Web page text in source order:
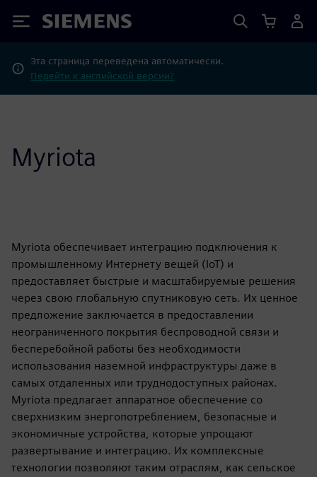
Siemens
Эта страница переведена автоматически.
Перейти к английской версии?
Myriota
Myriota обеспечивает интеграцию подключения к
промышленному Интернету вещей (IoT) и
предоставляет быстрые и масштабируемые решения
через свою глобальную спутниковую сеть. Их ценное
предложение заключается в предоставлении
неограниченного покрытия беспроводной связи и
бесперебойной работы без необходимости
использования наземной инфраструктуры даже в
самых отдаленных или труднодоступных районах.
Myriota предлагает аппаратное обеспечение со
сверхнизким энергопотреблением, безопасные и
экономичные устройства, которые упрощают
развертывание и интеграцию. Их комплексные
технологии позволяют таким отраслям, как сельское